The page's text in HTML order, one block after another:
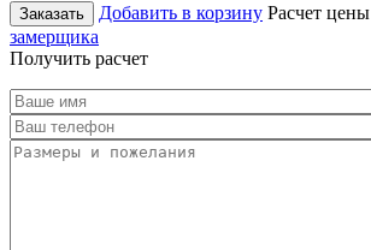
Заказать Добавить в корзину Расчет цены
замерщика
Получить расчет